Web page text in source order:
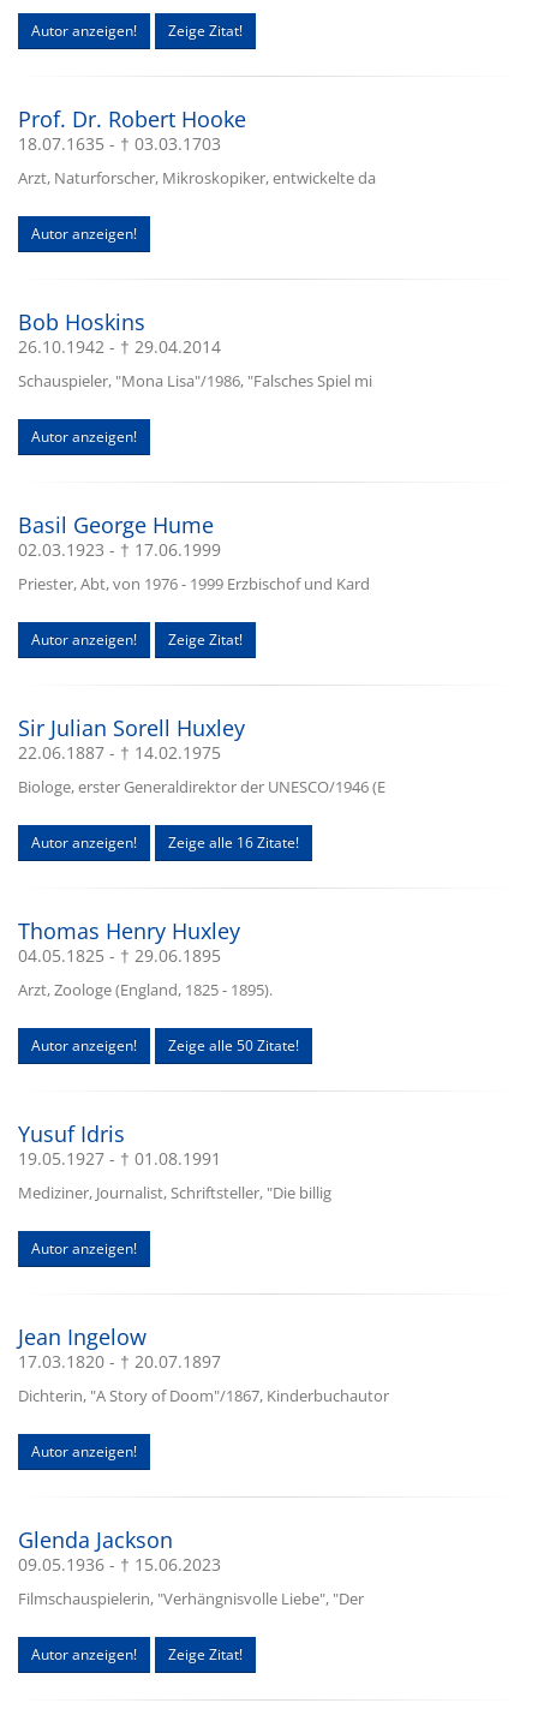
Autor anzeigen! Zeige Zitat!
Prof. Dr. Robert Hooke
18.07.1635 - † 03.03.1703
Arzt, Naturforscher, Mikroskopiker, entwickelte da
Autor anzeigen!
Bob Hoskins
26.10.1942 - † 29.04.2014
Schauspieler, "Mona Lisa"/1986, "Falsches Spiel mi
Autor anzeigen!
Basil George Hume
02.03.1923 - † 17.06.1999
Priester, Abt, von 1976 - 1999 Erzbischof und Kard
Autor anzeigen! Zeige Zitat!
Sir Julian Sorell Huxley
22.06.1887 - † 14.02.1975
Biologe, erster Generaldirektor der UNESCO/1946 (E
Autor anzeigen! Zeige alle 16 Zitate!
Thomas Henry Huxley
04.05.1825 - † 29.06.1895
Arzt, Zoologe (England, 1825 - 1895).
Autor anzeigen! Zeige alle 50 Zitate!
Yusuf Idris
19.05.1927 - † 01.08.1991
Mediziner, Journalist, Schriftsteller, "Die billig
Autor anzeigen!
Jean Ingelow
17.03.1820 - † 20.07.1897
Dichterin, "A Story of Doom"/1867, Kinderbuchautor
Autor anzeigen!
Glenda Jackson
09.05.1936 - † 15.06.2023
Filmschauspielerin, "Verhängnisvolle Liebe", "Der
Autor anzeigen! Zeige Zitat!